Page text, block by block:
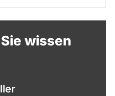
wissen